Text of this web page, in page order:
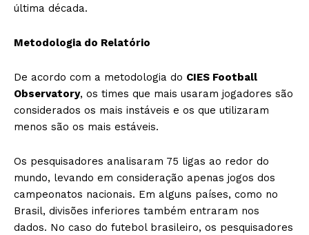
última década.
Metodologia do Relatório
De acordo com a metodologia do CIES Football
Observatory, os times que mais usaram jogadores são
considerados os mais instáveis e os que utilizaram
menos são os mais estáveis.
Os pesquisadores analisaram 75 ligas ao redor do
mundo, levando em consideração apenas jogos dos
campeonatos nacionais. Em alguns países, como no
Brasil, divisões inferiores também entraram nos
dados. No caso do futebol brasileiro, os pesquisadores